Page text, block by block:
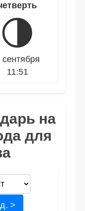
🌗
сентября
11:51
на
для
>